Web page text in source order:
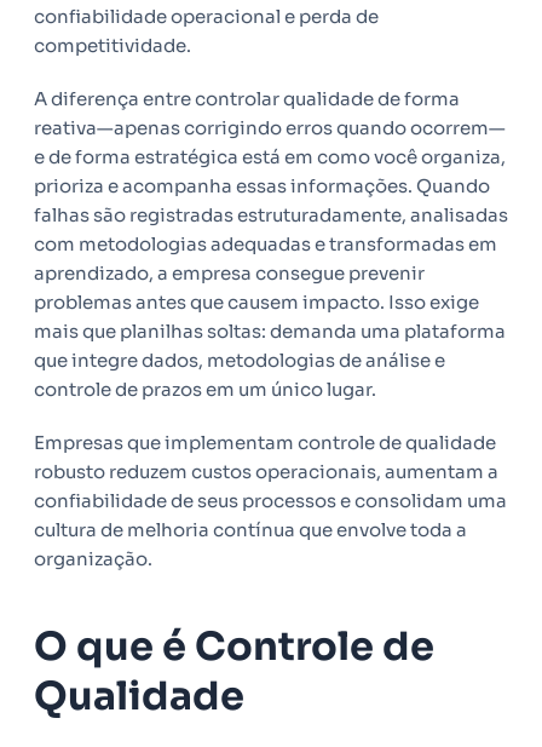
confiabilidade operacional e perda de
competitividade.
A diferença entre controlar qualidade de forma
reativa—apenas corrigindo erros quando ocorrem—
e de forma estratégica está em como você organiza,
prioriza e acompanha essas informações. Quando
falhas são registradas estruturadamente, analisadas
com metodologias adequadas e transformadas em
aprendizado, a empresa consegue prevenir
problemas antes que causem impacto. Isso exige
mais que planilhas soltas: demanda uma plataforma
que integre dados, metodologias de análise e
controle de prazos em um único lugar.
Empresas que implementam controle de qualidade
robusto reduzem custos operacionais, aumentam a
confiabilidade de seus processos e consolidam uma
cultura de melhoria contínua que envolve toda a
organização.
O que é Controle de
Qualidade